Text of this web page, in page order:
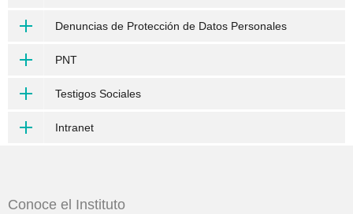
Denuncias de Protección de Datos Personales
PNT
Testigos Sociales
Intranet
Conoce el Instituto